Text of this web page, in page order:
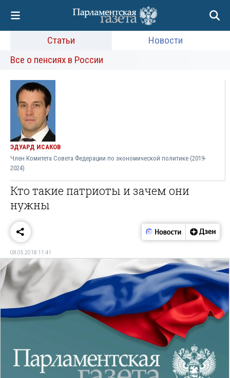
Статьи
Новости
Все о пенсиях в России
ЭДУАРД ИСАКОВ
Член Комитета Совета Федерации по экономической политике (2019-
2024)
Кто такие патриоты и зачем они
нужны
08.05.2018 11:41